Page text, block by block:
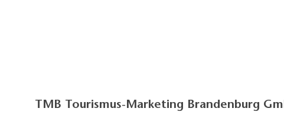
TMB Tourismus-Marketing Brandenburg